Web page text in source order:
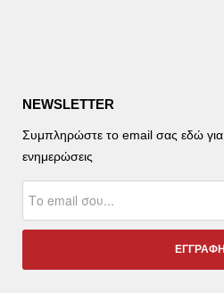
NEWSLETTER
Συμπληρώστε το email σας εδώ για
ενημερώσεις